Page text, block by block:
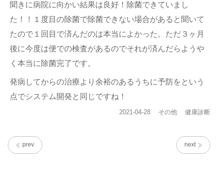
聞きに病院に向かい結果は良好！除菌できていまし
た！！１度目の除菌で除菌できない場合があると聞いて
たので１回目で済んだのは本当によかった。ただ３ヶ月
後に今度は便での検査があるのでそれが済んだらようや
く本当に除菌完了です。
発病してからの治療より余裕のあるうちに予防をという
点でシステム開発と同じですね！
投
2021-04-28
カ
その他
タ
健康診断
prev next